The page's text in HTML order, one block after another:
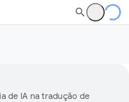
de IA na tradução de